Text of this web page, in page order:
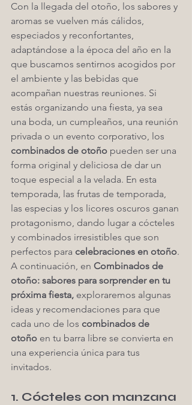
Con la llegada del otoño, los sabores y
aromas se vuelven más cálidos,
especiados y reconfortantes,
adaptándose a la época del año en la
que buscamos sentirnos acogidos por
el ambiente y las bebidas que
acompañan nuestras reuniones. Si
estás organizando una fiesta, ya sea
una boda, un cumpleaños, una reunión
privada o un evento corporativo, los
combinados de otoño pueden ser una
forma original y deliciosa de dar un
toque especial a la velada. En esta
temporada, las frutas de temporada,
las especias y los licores oscuros ganan
protagonismo, dando lugar a cócteles
y combinados irresistibles que son
perfectos para celebraciones en otoño.
A continuación, en Combinados de
otoño: sabores para sorprender en tu
próxima fiesta, exploraremos algunas
ideas y recomendaciones para que
cada uno de los combinados de
otoño en tu barra libre se convierta en
una experiencia única para tus
invitados.
1. Cócteles con manzana